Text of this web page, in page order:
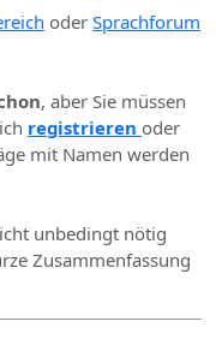
oder Sprachforum
, aber Sie müssen
registrieren oder
mit Namen werden
unbedingt nötig
Zusammenfassung